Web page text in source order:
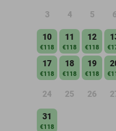
3 4 5
10
€118
11
€118
12
€118
17
€118
18
€118
19
€118
24 25 26
31
€118